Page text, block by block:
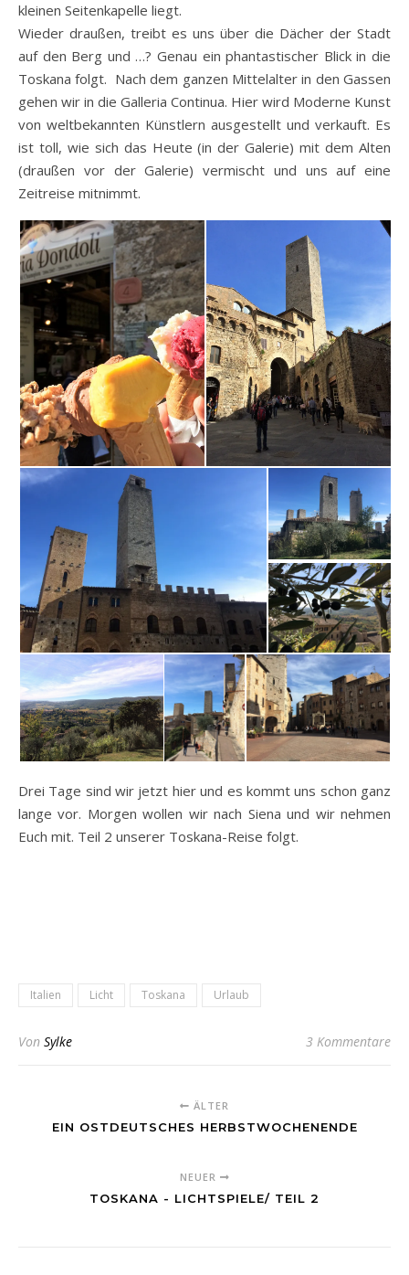
kleinen Seitenkapelle liegt.
Wieder draußen, treibt es uns über die Dächer der Stadt
auf den Berg und …? Genau ein phantastischer Blick in die
Toskana folgt. Nach dem ganzen Mittelalter in den Gassen
gehen wir in die Galleria Continua. Hier wird Moderne Kunst
von weltbekannten Künstlern ausgestellt und verkauft. Es
ist toll, wie sich das Heute (in der Galerie) mit dem Alten
(draußen vor der Galerie) vermischt und uns auf eine
Zeitreise mitnimmt.
Drei Tage sind wir jetzt hier und es kommt uns schon ganz
lange vor. Morgen wollen wir nach Siena und wir nehmen
Euch mit. Teil 2 unserer Toskana-Reise folgt.
Italien Licht Toskana Urlaub
Von Sylke 3 Kommentare
ÄLTER
EIN OSTDEUTSCHES HERBSTWOCHENENDE
NEUER
TOSKANA - LICHTSPIELE/ TEIL 2